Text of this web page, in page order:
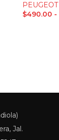
PEUGEOT
$490.00 -
Jal.